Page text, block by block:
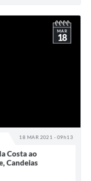
18 MAR 2021 - 09h13
MAR
18
Costa ao
Candeias